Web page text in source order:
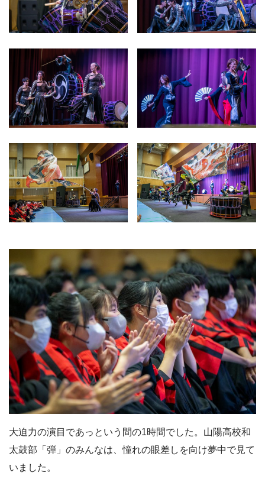
大迫力の演目であっという間の1時間でした。山陽高校和
太鼓部「弾」のみんなは、憧れの眼差しを向け夢中で見て
いました。